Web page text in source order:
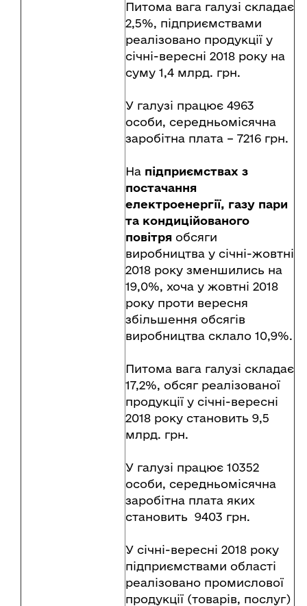
Питома вага галузі складає
2,5%, підприємствами
реалізовано продукції у
січні-вересні 2018 року на
суму 1,4 млрд. грн.
У галузі працює 4963
особи, середньомісячна
заробітна плата – 7216 грн.
На підприємствах з
постачання
електроенергії, газу пари
та кондиційованого
повітря обсяги
виробництва у січні-жовтні
2018 року зменшились на
19,0%, хоча у жовтні 2018
року проти вересня
збільшення обсягів
виробництва склало 10,9%.
Питома вага галузі складає
17,2%, обсяг реалізованої
продукції у січні-вересні
2018 року становить 9,5
млрд. грн.
У галузі працює 10352
особи, середньомісячна
заробітна плата яких
становить 9403 грн.
У січні-вересні 2018 року
підприємствами області
реалізовано промислової
продукції (товарів, послуг)